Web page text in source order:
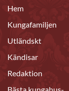
Hem
Kungafamiljen
Utländskt
Kändisar
Redaktion